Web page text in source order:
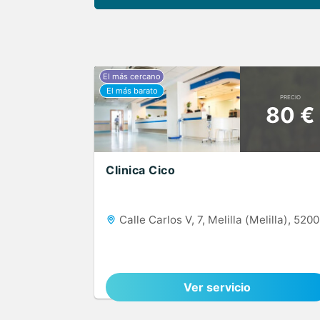
PRECIO
80 €
Clinica Cico
Calle Carlos V, 7, Melilla (Melilla),
Ver servicio